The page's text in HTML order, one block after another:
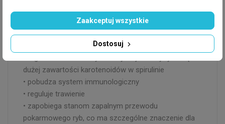
również morskich, wymagających w diecie znacznego
udziału składników pochodzenia roślinnego
• doskonale urozmaica dietę wszystkożernych ryb
dużej zawartości karotenoidów w spirulinie
• pobudza system immunologiczny
• reguluje trawienie
• zapobiega stanom zapalnym przewodu
pokarmowego ryb, co ma szczególne znaczenie dla
Dostosuj
Zaakceptuj wszystkie